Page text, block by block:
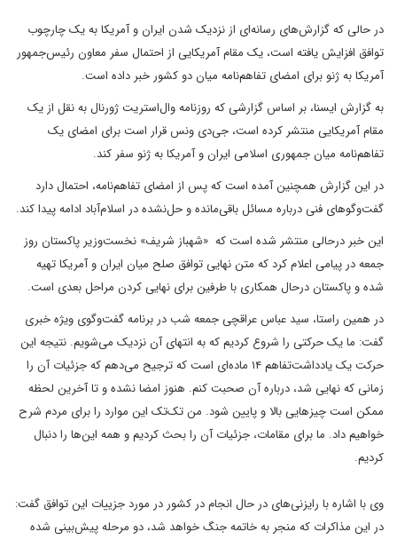
در حالی که گزارش‌های رسانه‌ای از نزدیک شدن ایران و آمریکا به یک چارچوب
توافق افزایش یافته است، یک مقام آمریکایی از احتمال سفر معاون رئیس‌جمهور
آمریکا به ژنو برای امضای تفاهم‌نامه میان دو کشور خبر داده است.
به گزارش ایسنا، بر اساس گزارشی که روزنامه وال‌استریت ژورنال به نقل از یک
مقام آمریکایی منتشر کرده است، جی‌دی ونس قرار است برای امضای یک
تفاهم‌نامه میان جمهوری اسلامی ایران و آمریکا به ژنو سفر کند.
در این گزارش همچنین آمده است که پس از امضای تفاهم‌نامه، احتمال دارد
گفت‌وگوهای فنی درباره مسائل باقی‌مانده و حل‌نشده در اسلام‌آباد ادامه پیدا کند.
این خبر درحالی منتشر شده است که «شهباز شریف» نخست‌وزیر پاکستان روز
جمعه در پیامی اعلام کرد که متن نهایی توافق صلح میان ایران و آمریکا تهیه
شده و پاکستان درحال همکاری با طرفین برای نهایی کردن مراحل بعدی است.
در همین راستا، سید عباس عراقچی جمعه شب در برنامه گفت‌وگوی ویژه خبری
گفت: ما یک حرکتی را شروع کردیم که به انتهای آن نزدیک می‌شویم. نتیجه این
حرکت یک یادداشت‌تفاهم ۱۴ ماده‌ای است که ترجیح می‌دهم که جزئیات آن را
زمانی که نهایی شد، درباره آن صحبت کنم. هنوز امضا نشده و تا آخرین لحظه
ممکن است چیزهایی بالا و پایین شود. من تک‌تک این موارد را برای مردم شرح
خواهیم داد. ما برای مقامات، جزئیات آن را بحث کردیم و همه این‌ها را دنبال
کردیم.
وی با اشاره با رایزنی‌های در حال انجام در کشور در مورد جزییات این توافق گفت:
در این مذاکرات که منجر به خاتمه جنگ خواهد شد، دو مرحله پیش‌بینی شده